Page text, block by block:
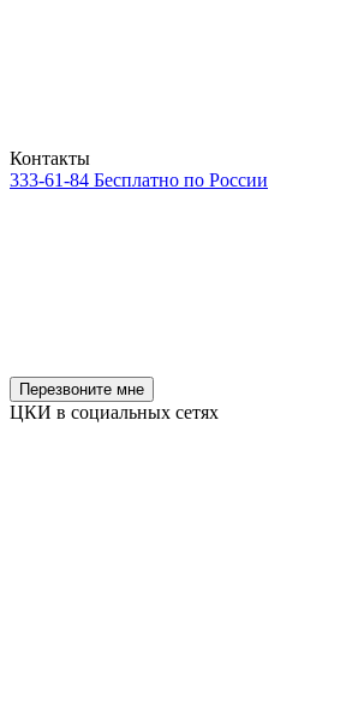
Контакты
333-61-84 Бесплатно по России
Перезвоните мне
ЦКИ в социальных сетях